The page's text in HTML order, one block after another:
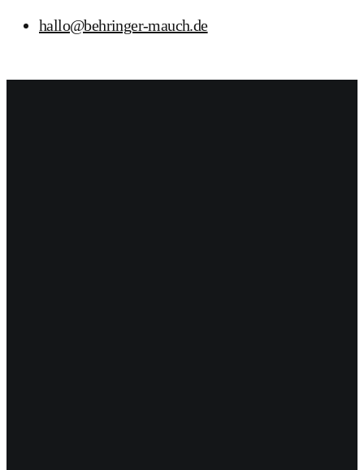
hallo@behringer-mauch.de